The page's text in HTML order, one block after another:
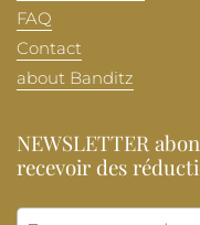
FAQ
Contact
about Banditz
NEWSLETTER
recevoir des